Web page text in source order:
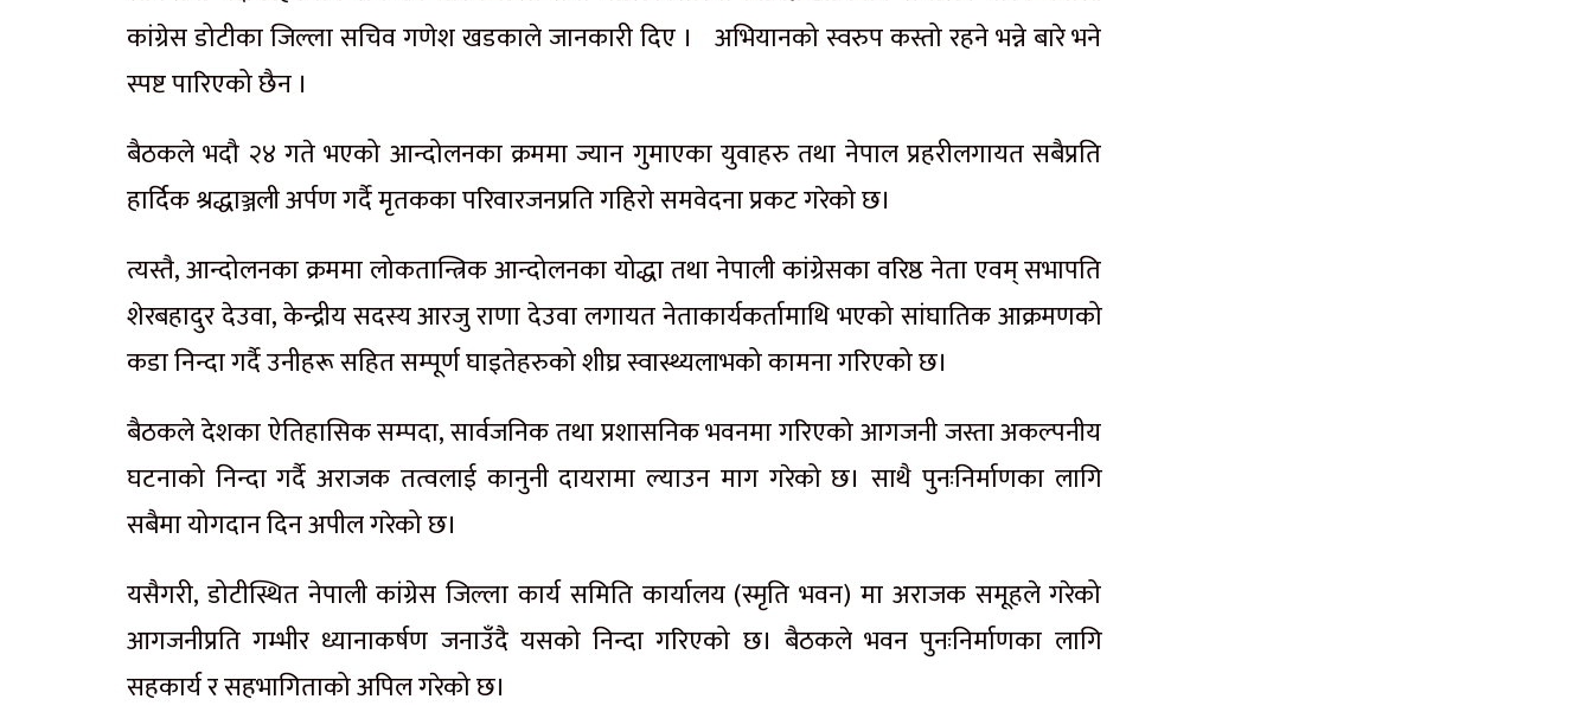
कांग्रेस डोटीका जिल्ला सचिव गणेश खडकाले जानकारी दिए । अभियानको स्वरुप कस्तो रहने भन्ने बारे भने
स्पष्ट पारिएको छैन ।
बैठकले भदौ २४ गते भएको आन्दोलनका क्रममा ज्यान गुमाएका युवाहरु तथा नेपाल प्रहरीलगायत सबैप्रति
हार्दिक श्रद्धाञ्जली अर्पण गर्दै मृतकका परिवारजनप्रति गहिरो समवेदना प्रकट गरेको छ।
त्यस्तै, आन्दोलनका क्रममा लोकतान्त्रिक आन्दोलनका योद्धा तथा नेपाली कांग्रेसका वरिष्ठ नेता एवम् सभापति
शेरबहादुर देउवा, केन्द्रीय सदस्य आरजु राणा देउवा लगायत नेताकार्यकर्तामाथि भएको सांघातिक आक्रमणको
कडा निन्दा गर्दै उनीहरू सहित सम्पूर्ण घाइतेहरुको शीघ्र स्वास्थ्यलाभको कामना गरिएको छ।
बैठकले देशका ऐतिहासिक सम्पदा, सार्वजनिक तथा प्रशासनिक भवनमा गरिएको आगजनी जस्ता अकल्पनीय
घटनाको निन्दा गर्दै अराजक तत्वलाई कानुनी दायरामा ल्याउन माग गरेको छ। साथै पुनःनिर्माणका लागि
सबैमा योगदान दिन अपील गरेको छ।
यसैगरी, डोटीस्थित नेपाली कांग्रेस जिल्ला कार्य समिति कार्यालय (स्मृति भवन) मा अराजक समूहले गरेको
आगजनीप्रति गम्भीर ध्यानाकर्षण जनाउँदै यसको निन्दा गरिएको छ। बैठकले भवन पुनःनिर्माणका लागि
सहकार्य र सहभागिताको अपिल गरेको छ।